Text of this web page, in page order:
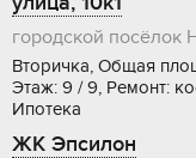
городской посёлок
Вторичка, Общая
Этаж: 9 / 9, Ремонт:
Ипотека
ЖК Эпсилон